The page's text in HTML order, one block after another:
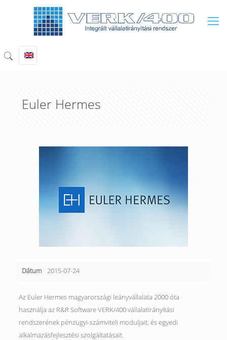
Euler Hermes
Dátum 2015-07-24
Az Euler Hermes magyarországi leányvállalata 2000 óta
használja az R&R Software VERK/400 vállalatirányítási
rendszerének pénzügyi-számviteli moduljait, és egyedi
alkalmazásfejlesztési szolgáltatásait.